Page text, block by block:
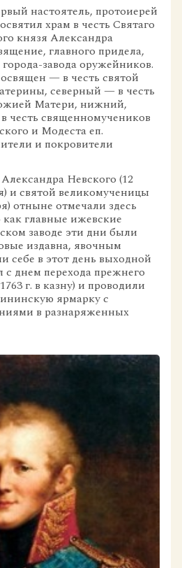
настоятель, протоиерей
храм в честь Святаго
князя Александра
главного придела,
завода оружейников.
— в честь святой
северный — в честь
Матери, нижний,
честь священномучеников
и Модеста еп.
и покровители
Невского (12
и святой великомученицы
отныне отмечали здесь
главные ижевские
заводе эти дни были
издавна, явочным
себе в этот день выходной
с днем перехода прежнего
г. в казну) и проводили
ярмарку с
в разнаряженных